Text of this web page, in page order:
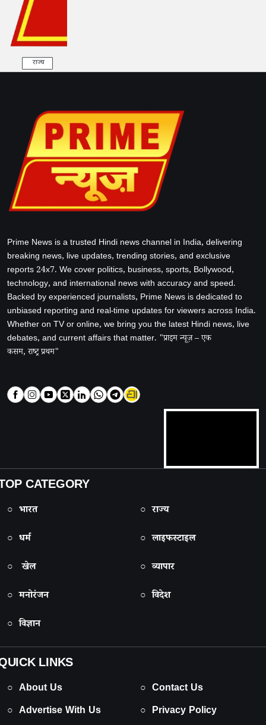
राज्य
Prime News is a trusted Hindi news channel in India, delivering
breaking news, live updates, trending stories, and exclusive
reports 24x7. We cover politics, business, sports, Bollywood,
technology, and international news with accuracy and speed.
Backed by experienced journalists, Prime News is dedicated to
unbiased reporting and real-time updates for viewers across India.
Whether on TV or online, we bring you the latest Hindi news, live
debates, and current affairs that matter. "प्राइम न्यूज़ – एक
कसम, राष्ट्र प्रथम"
CATEGORY
○ भारत
○ राज्य
○ धर्म
○ लाइफस्टाइल
○ खेल
○ व्यापार
○ मनोरंजन
○ विदेश
○ विज्ञान
LINKS
○ About Us
○ Contact Us
○ Advertise With Us
○ Privacy Policy